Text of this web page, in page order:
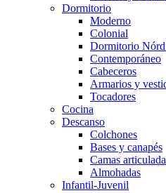
Dormitorio
Moderno
Colonial
Dormitorio
Contemporáneo
Cabeceros
Armarios y
Tocadores
Cocina
Descanso
Colchones
Bases y canapés
Camas
Almohadas
Infantil-Juvenil